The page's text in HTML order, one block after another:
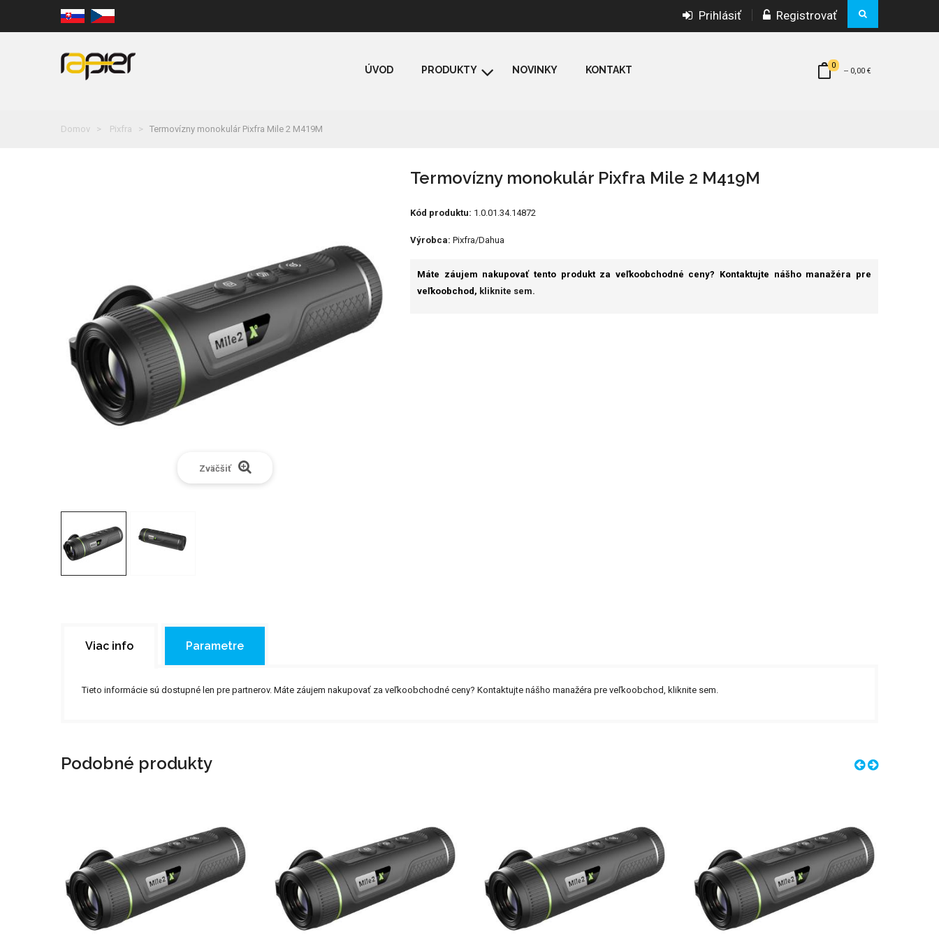
Prihlásiť Registrovať
0
-- 0,00 €
ÚVOD PRODUKTY NOVINKY KONTAKT
Domov Pixfra Termovízny monokulár Pixfra Mile 2 M419M
Zväčšiť
Termovízny monokulár Pixfra Mile 2 M419M
Kód produktu: 1.0.01.34.14872
Výrobca: Pixfra/Dahua
Máte záujem nakupovať tento produkt za veľkoobchodné ceny? Kontaktujte nášho manažéra pre
veľkoobchod, kliknite sem.
Viac info Parametre
Tieto informácie sú dostupné len pre partnerov. Máte záujem nakupovať za veľkoobchodné ceny? Kontaktujte nášho manažéra pre veľkoobchod, kliknite sem.
Podobné produkty